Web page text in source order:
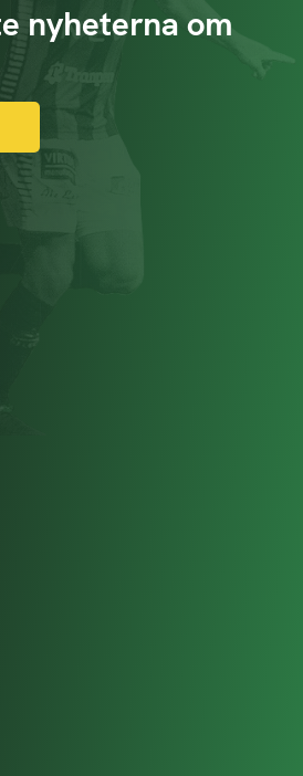
nyheterna om